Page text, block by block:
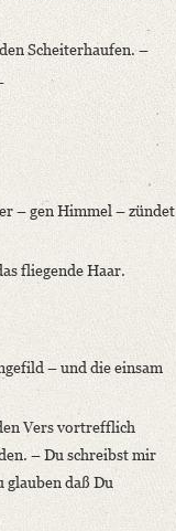
Scheiterhaufen. –
– gen Himmel – zündet
fliegende Haar.
– und die einsam
Vers vortrefflich
– Du schreibst mir
glauben daß Du